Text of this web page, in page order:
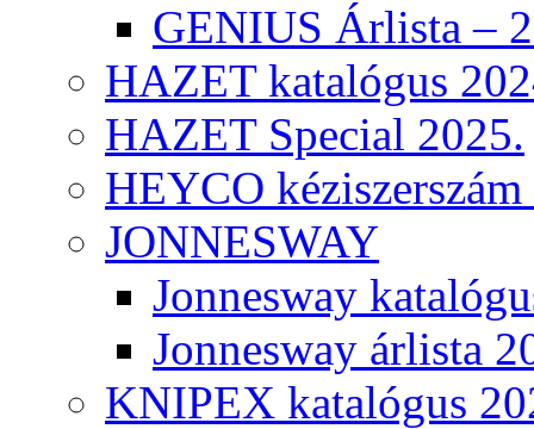
GENIUS Árlista –
HAZET katalógus
HAZET Special 2025.
HEYCO
JONNESWAY
Jonnesway
Jonnesway árlista
KNIPEX katalógus